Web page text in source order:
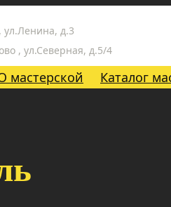
ул.Ленина, д.3
, ул.Северная, д.5/4
мастерской Каталог